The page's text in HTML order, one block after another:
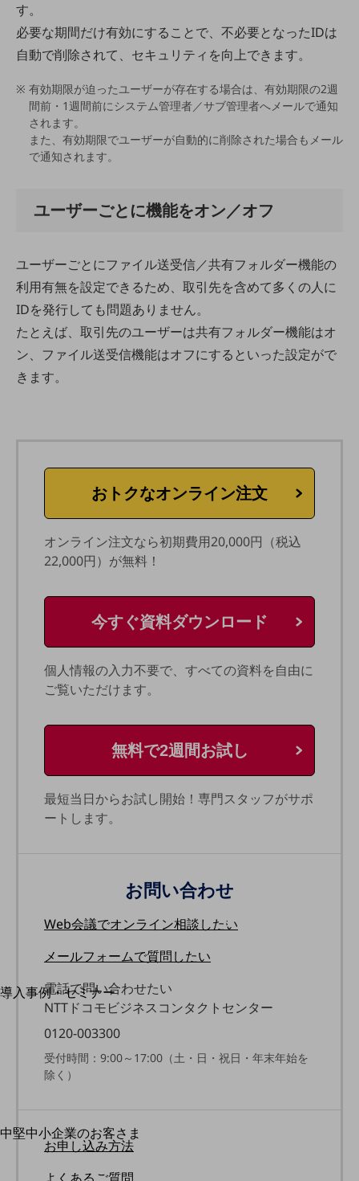
一次産業
モビリティ
製造・建設業
キーワードで探す
おすすめの機種、料金やサービスをご紹介
製品
ビジネス向けスマートフォン
タフネススマートフォン
IOT完了済みメーカーブランド製品
ドコモBiz データ無制限 ドコモ MAX ドコモ mini ドコモBiz かけ放題
データプラス
端末の一元管理
セキュリティ
導入事例・セミナー
導入事例TOP
最新の導入事例や注目の導入事例をご紹介します
セミナー
開催・出展する各種セミナー、イベント情報をご紹介します
中堅中小企業のお客さま
NTTドコモビジネスウォッチ
ビジネスお役立ち情報
す。
必要な期間だけ有効にすることで、不必要となったIDは
自動で削除されて、セキュリティを向上できます。
有効期限が迫ったユーザーが存在する場合は、有効期限の2週
間前・1週間前にシステム管理者／サブ管理者へメールで通知
されます。
また、有効期限でユーザーが自動的に削除された場合もメール
で通知されます。
ユーザーごとに機能をオン／オフ
ユーザーごとにファイル送受信／共有フォルダー機能の
利用有無を設定できるため、取引先を含めて多くの人に
IDを発行しても問題ありません。
たとえば、取引先のユーザーは共有フォルダー機能はオ
ン、ファイル送受信機能はオフにするといった設定がで
きます。
おトクなオンライン注文
オンライン注文なら初期費用20,000円（税込
22,000円）が無料！
今すぐ資料ダウンロード
個人情報の入力不要で、すべての資料を自由に
ご覧いただけます。
無料で2週間お試し
最短当日からお試し開始！専門スタッフがサポ
ートします。
お問い合わせ
Web会議でオンライン相談したい
メールフォームで質問したい
電話で問い合わせたい
NTTドコモビジネスコンタクトセンター
0120-003300
受付時間：9:00～17:00（土・日・祝日・年末年始を
除く）
お申し込み方法